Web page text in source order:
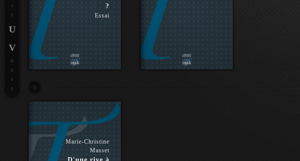
?
Essai
D
Marie-Christine
Masset
S
T
U
V
W
X
Y
Z